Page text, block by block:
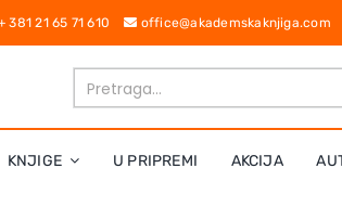
381 21 65 71 610 office@akademskaknjiga.com
KNJIGE U PRIPREMI AKCIJA